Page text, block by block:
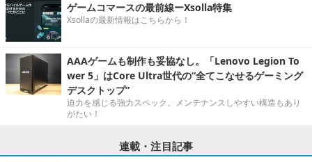
ゲームコマースの最前線ーXsolla特集
Xsollaの最新情報はこちらから！
AAAゲームも制作も妥協なし。「Lenovo Legion To
wer 5」はCore Ultra世代の“全てこなせるゲーミング
デスクトップ”
迫力を感じる強力スペック。メンテナンスしやすい構造もあり
がたい！
連載・注目記事